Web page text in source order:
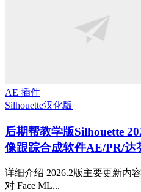
AE 插件
Silhouette汉化版
后期帮教学版Silhouette
像跟踪合成软件AE/PR/
详细介绍 2026.2版主要更新内
对 Face ML...